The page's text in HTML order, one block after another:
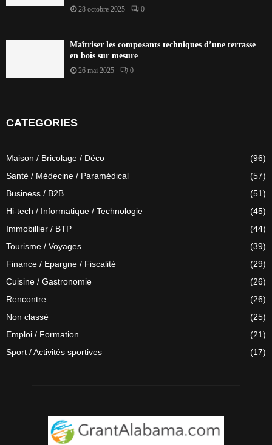
28 octobre 2025 0
Maîtriser les composants techniques d’une terrasse
en bois sur mesure
26 mai 2025 0
CATEGORIES
Maison / Bricolage / Déco
(96)
Santé / Médecine / Paramédical
(57)
Business / B2B
(51)
Hi-tech / Informatique / Technologie
(45)
Immobillier / BTP
(44)
Tourisme / Voyages
(39)
Finance / Epargne / Fiscalité
(29)
Cuisine / Gastronomie
(26)
Rencontre
(26)
Non classé
(25)
Emploi / Formation
(21)
Sport / Activités sportives
(17)